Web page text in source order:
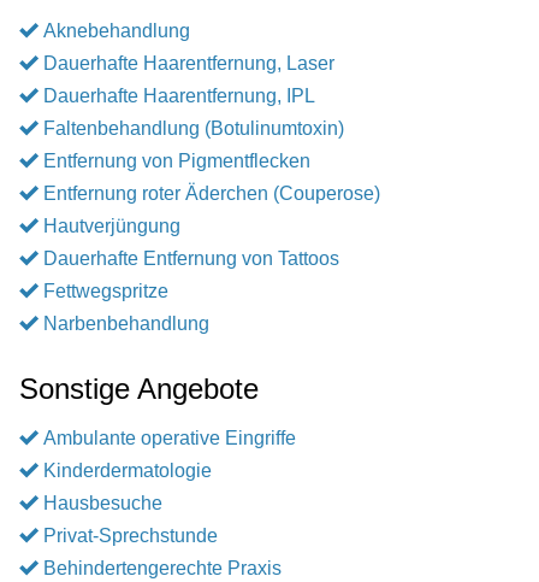
Aknebehandlung
Dauerhafte Haarentfernung, Laser
Dauerhafte Haarentfernung, IPL
Faltenbehandlung (Botulinumtoxin)
Entfernung von Pigmentflecken
Entfernung roter Äderchen (Couperose)
Hautverjüngung
Dauerhafte Entfernung von Tattoos
Fettwegspritze
Narbenbehandlung
Sonstige Angebote
Ambulante operative Eingriffe
Kinderdermatologie
Hausbesuche
Privat-Sprechstunde
Behindertengerechte Praxis